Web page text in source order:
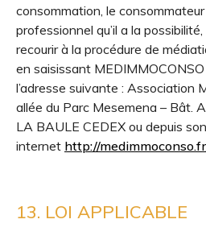
consommation, le
professionnel qu’il a la
recourir à la procédure de
en saisissant
l’adresse suivante : Association
allée du Parc Mesemena – Bât.
LA BAULE CEDEX ou depuis
internet http://
13. LOI APPLICABLE